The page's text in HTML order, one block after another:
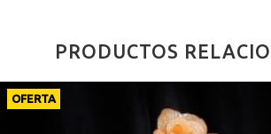
PRODUCTOS
OFERTA